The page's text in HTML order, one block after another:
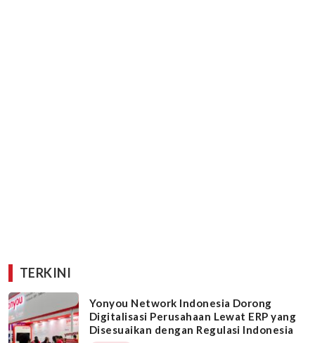
TERKINI
Yonyou Network Indonesia Dorong
Digitalisasi Perusahaan Lewat ERP yang
Disesuaikan dengan Regulasi Indonesia